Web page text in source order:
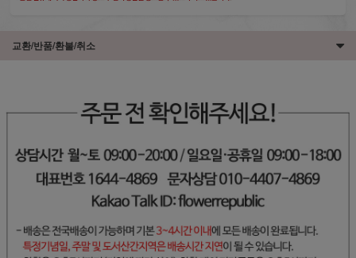
교환/반품/환불/취소